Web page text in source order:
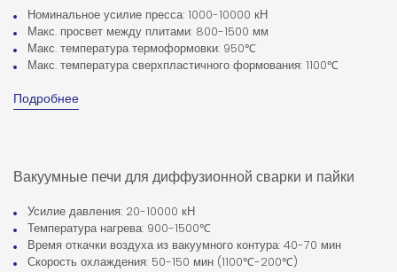
диффузионной сварки и разработки специализированного
оборудования.
Номинальное усилие пресса: 1000-10000 кН
Макс. просвет между плитами: 800-1500 мм
Макс. температура термоформовки: 950℃
Макс. температура сверхпластичного формования: 1100℃
Подробнее
Вакуумные печи для диффузионной сварки и пайки
Усилие давления: 20-10000 кН
Температура нагрева: 900-1500℃
Время откачки воздуха из вакуумного контура: 40-70 мин
Скорость охлаждения: 50-150 мин (1100℃-200℃)